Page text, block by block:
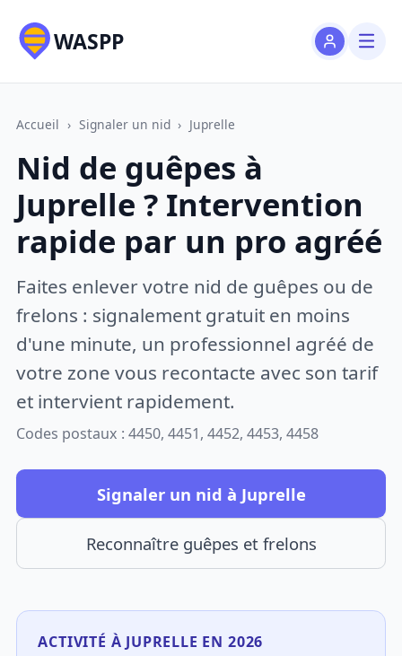
WASPP
Accueil › Signaler un nid › Juprelle
Nid de guêpes à
Juprelle ? Intervention
rapide par un pro agréé
Faites enlever votre nid de guêpes ou de
frelons : signalement gratuit en moins
d'une minute, un professionnel agréé de
votre zone vous recontacte avec son tarif
et intervient rapidement.
Codes postaux : 4450, 4451, 4452, 4453, 4458
Signaler un nid à Juprelle
Reconnaître guêpes et frelons
ACTIVITÉ À JUPRELLE EN 2026